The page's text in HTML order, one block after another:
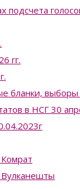
подсчета
гг.
бланки,
в НСГ 30